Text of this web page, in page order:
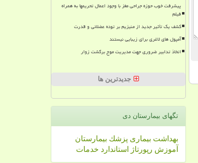
پیشرفت خوب حوزه جراحی مغز با وجود اعمال تحریمها به همراه
فیلم
کشف یک تأثیر جدید از منیزیم بر توده عضلانی و قدرت
آمپول های لاغری برای زیبایی نیستند
اتخاذ تدابیر ضروری جهت مدیریت موج برگشت زوار
جدیدترین ها
تگهای بیمارستان دی
بهداشت بیماری پزشك بیمارستان
آموزش رپورتاژ استاندارد خدمات